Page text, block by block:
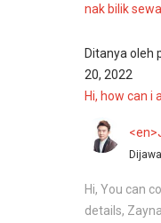
nak bilik
Ditanya oleh
20, 2022
Hi, how can i
Hi, You can
details,